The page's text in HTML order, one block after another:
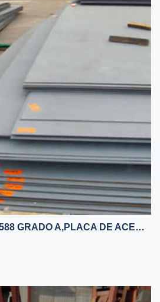
PLACA DE ACERO A588 GRADO A,PLACA DE ACERO A588 GRADO B,PLACA DE ACERO CORTEN A